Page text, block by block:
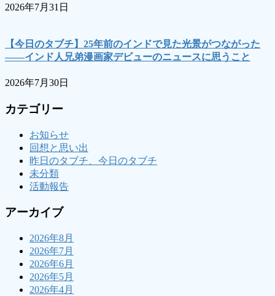
2026年7月31日
【今日のタブチ】25年前のインドで見た光景がつながった
――インド人兄弟漫画家デビューのニュースに思うこと
2026年7月30日
カテゴリー
お知らせ
回想と思い出
昨日のタブチ、今日のタブチ
未分類
活動報告
アーカイブ
2026年8月
2026年7月
2026年6月
2026年5月
2026年4月